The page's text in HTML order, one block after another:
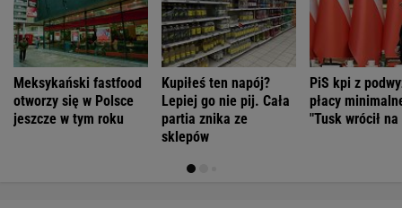
Meksykański fastfood
otworzy się w Polsce
jeszcze w tym roku
Kupiłeś ten napój?
Lepiej go nie pij. Cała
partia znika ze
sklepów
PiS kpi z
płacy
"Tusk wrócił na